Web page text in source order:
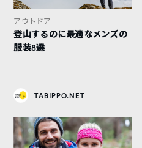
アウトドア
登山するのに最適なメンズの
服装8選
TABIPPO.NET